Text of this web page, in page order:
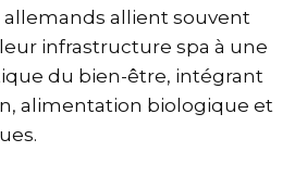
allient souvent
infrastructure spa à une
du bien-être, intégrant
alimentation biologique et